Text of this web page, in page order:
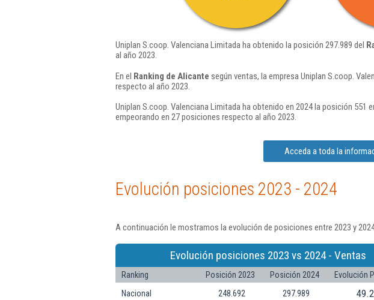
Uniplan S.coop. Valenciana Limitada ha obtenido la posición 297.989 del
al año 2023.
En el Ranking de Alicante según ventas, la empresa Uniplan S.coop.
respecto al año 2023.
Uniplan S.coop. Valenciana Limitada ha obtenido en 2024 la posición 551
empeorando en 27 posiciones respecto al año 2023.
Acceda a toda la
Evolución posiciones 2023 - 2024
A continuación le mostramos la evolución de posiciones entre 2023 y
Evolución posiciones 2023 vs 2024 - Ventas
Ranking Posición 2023 Posición 2024
Evolución
Nacional
248.692 297.989